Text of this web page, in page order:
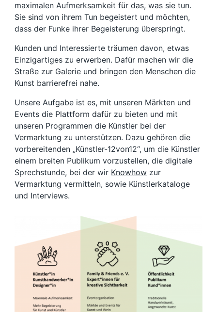
maximalen Aufmerksamkeit für das, was sie tun.
Sie sind von ihrem Tun begeistert und möchten,
dass der Funke ihrer Begeisterung überspringt.
Kunden und Interessierte träumen davon, etwas
Einzigartiges zu erwerben. Dafür machen wir die
Straße zur Galerie und bringen den Menschen die
Kunst barrierefrei nahe.
Unsere Aufgabe ist es, mit unseren Märkten und
Events die Plattform dafür zu bieten und mit
unseren Programmen die Künstler bei der
Vermarktung zu unterstützen. Dazu gehören die
vorbereitenden „Künstler-12von12“, um die Künstler
einem breiten Publikum vorzustellen, die digitale
Sprechstunde, bei der wir Knowhow zur
Vermarktung vermitteln, sowie Künstlerkataloge
und Interviews.